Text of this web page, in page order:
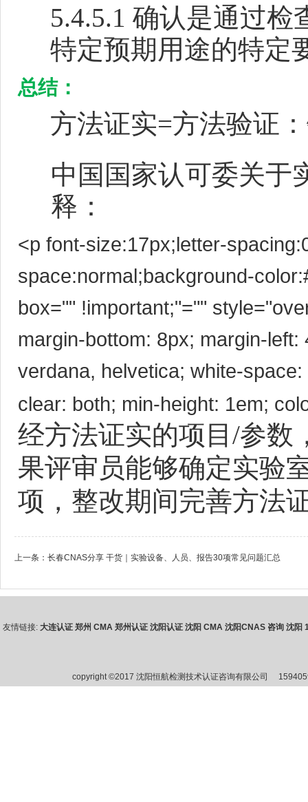
5.4.5.1 确认是通过检
特定预期用途的特定
总结：
方法证实=方法验证
中国国家认可委关于
释：
<p font-size:17px;letter-
space:normal;background-
box="" !important;"=""
margin-bottom: 8px; margin-
verdana, helvetica; white-
clear: both; min-height: 1em;
经方法证实的项目/参数
果评审员能够确定实验
项，整改期间完善方法
上一条： 长春CNAS分享 干货｜实验设备、人员、报告30项常见问题汇总
友情链接: 大连认证 郑州 CMA 郑州认证 沈阳认证 沈阳 CMA 沈阳CNAS 咨询 沈阳
copyright ©2017 沈阳恒航检测技术认证咨询有限公司